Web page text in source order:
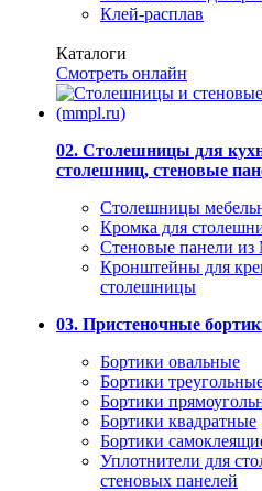
Клей-расплав
Каталоги
Смотреть онлайн
02. Столешницы для
столешниц, стеновые
Столешницы
Кромка для
Стеновые панели
Кронштейны для
столешницы
03. Пристеночные
Бортики овальные
Бортики
Бортики
Бортики квадратные
Бортики
Уплотнители для
стеновых панелей